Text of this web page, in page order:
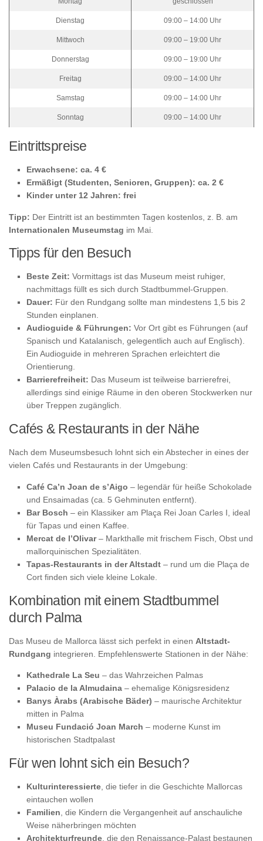
Dienstag 09:00 – 14:00 Uhr
Mittwoch 09:00 – 19:00 Uhr
Donnerstag 09:00 – 19:00 Uhr
Freitag 09:00 – 14:00 Uhr
Samstag 09:00 – 14:00 Uhr
Sonntag 09:00 – 14:00 Uhr
Eintrittspreise
Erwachsene: ca. 4 €
Ermäßigt (Studenten, Senioren, Gruppen): ca. 2 €
Kinder unter 12 Jahren: frei
Tipp: Der Eintritt ist an bestimmten Tagen kostenlos, z. B. am
Internationalen Museumstag im Mai.
Tipps für den Besuch
Beste Zeit: Vormittags ist das Museum meist ruhiger,
nachmittags füllt es sich durch Stadtbummel-Gruppen.
Dauer: Für den Rundgang sollte man mindestens 1,5 bis 2
Stunden einplanen.
Audioguide & Führungen: Vor Ort gibt es Führungen (auf
Spanisch und Katalanisch, gelegentlich auch auf Englisch).
Ein Audioguide in mehreren Sprachen erleichtert die
Orientierung.
Barrierefreiheit: Das Museum ist teilweise barrierefrei,
allerdings sind einige Räume in den oberen Stockwerken nur
über Treppen zugänglich.
Cafés & Restaurants in der Nähe
Nach dem Museumsbesuch lohnt sich ein Abstecher in eines der
vielen Cafés und Restaurants in der Umgebung:
Café Ca’n Joan de s’Aigo – legendär für heiße Schokolade
und Ensaimadas (ca. 5 Gehminuten entfernt).
Bar Bosch – ein Klassiker am Plaça Rei Joan Carles I, ideal
für Tapas und einen Kaffee.
Mercat de l’Olivar– Markthalle mit frischem Fisch, Obst und
mallorquinischen Spezialitäten.
Tapas-Restaurants in der Altstadt – rund um die Plaça de
Cort finden sich viele kleine Lokale.
Kombination mit einem Stadtbummel
durch Palma
Das Museu de Mallorca lässt sich perfekt in einen Altstadt-
Rundgang integrieren. Empfehlenswerte Stationen in der Nähe:
Kathedrale La Seu – das Wahrzeichen Palmas
Palacio de la Almudaina – ehemalige Königsresidenz
Banys Àrabs (Arabische Bäder) – maurische Architektur
mitten in Palma
Museu Fundació Joan March – moderne Kunst im
historischen Stadtpalast
Für wen lohnt sich ein Besuch?
Kulturinteressierte , die tiefer in die Geschichte Mallorcas
eintauchen wollen
Familien , die Kindern die Vergangenheit auf anschauliche
Weise näherbringen möchten
Architekturfreunde , die den Renaissance-Palast bestaunen